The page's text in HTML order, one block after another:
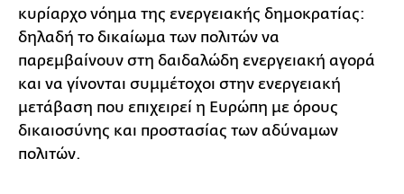
κυρίαρχο νόημα της ενεργειακής δημοκρατίας:
δηλαδή το δικαίωμα των πολιτών να
παρεμβαίνουν στη δαιδαλώδη ενεργειακή αγορά
και να γίνονται συμμέτοχοι στην ενεργειακή
μετάβαση που επιχειρεί η Ευρώπη με όρους
δικαιοσύνης και προστασίας των αδύναμων
πολιτών.